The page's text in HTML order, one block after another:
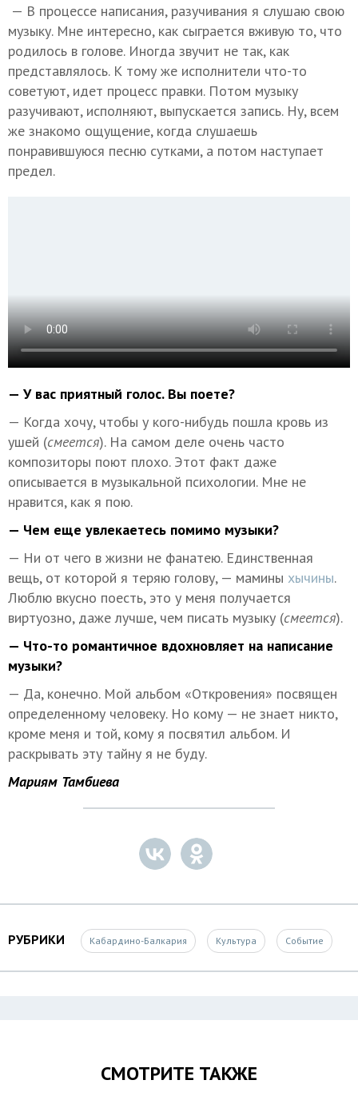
— В процессе написания, разучивания я слушаю свою
музыку. Мне интересно, как сыграется вживую то, что
родилось в голове. Иногда звучит не так, как
представлялось. К тому же исполнители что-то
советуют, идет процесс правки. Потом музыку
разучивают, исполняют, выпускается запись. Ну, всем
же знакомо ощущение, когда слушаешь
понравившуюся песню сутками, а потом наступает
предел.
— У вас приятный голос. Вы поете?
— Когда хочу, чтобы у кого-нибудь пошла кровь из
ушей (смеется). На самом деле очень часто
композиторы поют плохо. Этот факт даже
описывается в музыкальной психологии. Мне не
нравится, как я пою.
— Чем еще увлекаетесь помимо музыки?
— Ни от чего в жизни не фанатею. Единственная
вещь, от которой я теряю голову, — мамины хычины.
Люблю вкусно поесть, это у меня получается
виртуозно, даже лучше, чем писать музыку (смеется).
— Что-то романтичное вдохновляет на написание
музыки?
— Да, конечно. Мой альбом «Откровения» посвящен
определенному человеку. Но кому — не знает никто,
кроме меня и той, кому я посвятил альбом. И
раскрывать эту тайну я не буду.
Мариям Тамбиева
РУБРИКИ Кабардино-Балкария Культура Событие
СМОТРИТЕ ТАКЖЕ